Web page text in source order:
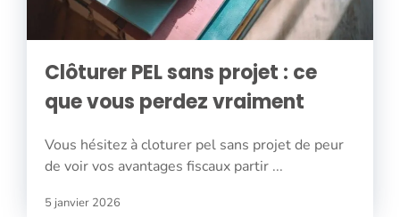
Clôturer PEL sans projet : ce
que vous perdez vraiment
Vous hésitez à cloturer pel sans projet de peur
de voir vos avantages fiscaux partir ...
5 janvier 2026